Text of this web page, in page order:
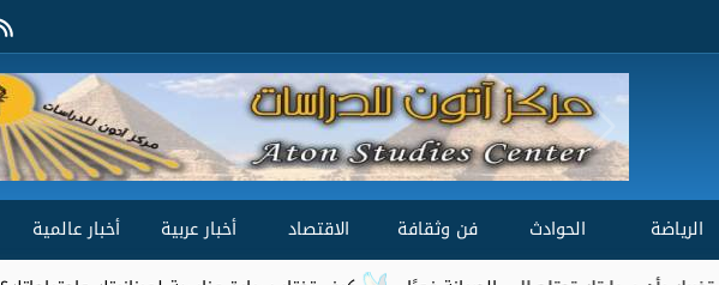
الرياضة الحوادث فن وثقافة الاقتصاد أخبار عربية أخبار عالمية